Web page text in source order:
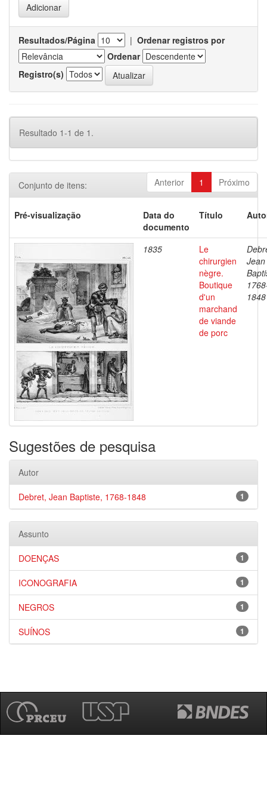
Resultados/Página | Ordenar registros por
Ordenar
Registro(s)
Resultado 1-1 de 1.
Anterior 1 Próximo
Conjunto de itens:
Pré-visualização
Data do
documento
Título
1835
Le
chirurgien
nègre.
Boutique
d'un
marchand
de viande
de porc
Jean
1848
Sugestões de pesquisa
Autor
1
Debret, Jean Baptiste, 1768-1848
Assunto
1
DOENÇAS
1
ICONOGRAFIA
1
NEGROS
1
SUÍNOS